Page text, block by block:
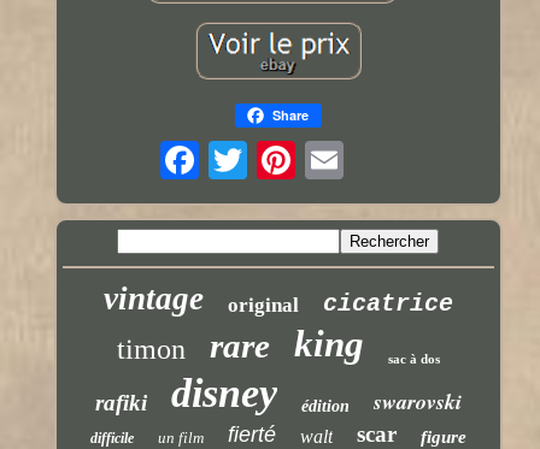
Share
vintage original cicatrice
timon rare king sac à dos
rafiki disney édition swarovski
difficile un film fierté walt scar figure